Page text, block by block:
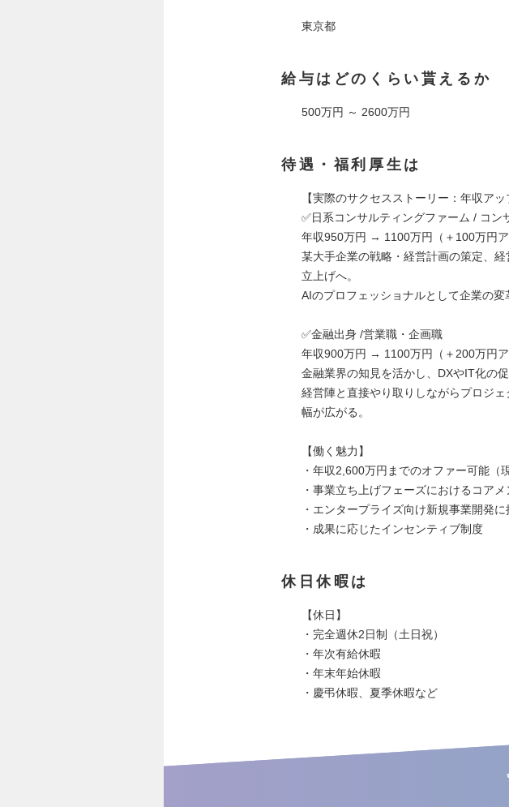
東京都
給与はどのくらい貰えるか
500万円 ～ 2600万円
待遇・福利厚生は
【実際のサクセスストーリー：年収ア
✅️日系コンサルティングファーム / コン
年収950万円 → 1100万円（＋100万円ア
某大手企業の戦略・経営計画の策定、
立上げへ。
AIのプロフェッショナルとして企業の変
✅️金融出身 /営業職・企画職
年収900万円 → 1100万円（＋200万円ア
金融業界の知見を活かし、DXやIT化の促
経営陣と直接やり取りしながらプロジ
幅が広がる。
【働く魅力】
・年収2,600万円までのオファー可能（
・事業立ち上げフェーズにおけるコア
・エンタープライズ向け新規事業開発
・成果に応じたインセンティブ制度
休日休暇は
【休日】
・完全週休2日制（土日祝）
・年次有給休暇
・年末年始休暇
・慶弔休暇、夏季休暇など